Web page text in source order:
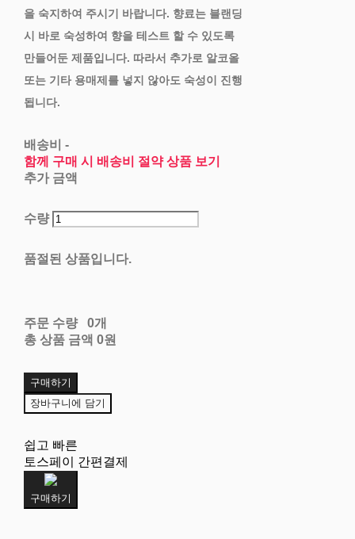
을 숙지하여 주시기 바랍니다. 향료는 블랜딩
시 바로 숙성하여 향을 테스트 할 수 있도록
만들어둔 제품입니다. 따라서 추가로 알코올
또는 기타 용매제를 넣지 않아도 숙성이 진행
됩니다.
배송비 -
함께 구매 시 배송비 절약 상품 보기
추가 금액
수량
품절된 상품입니다.
주문 수량
0개
총 상품 금액 0원
구매하기
장바구니에 담기
쉽고 빠른
토스페이 간편결제
구매하기